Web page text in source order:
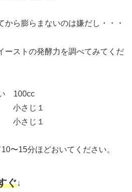
から膨らまないのは嫌だし・・・
ーストの発酵力を調べてみてくだ
100cc
じ１
さじ１
〜15分ほどおいてください。
ぐ↓